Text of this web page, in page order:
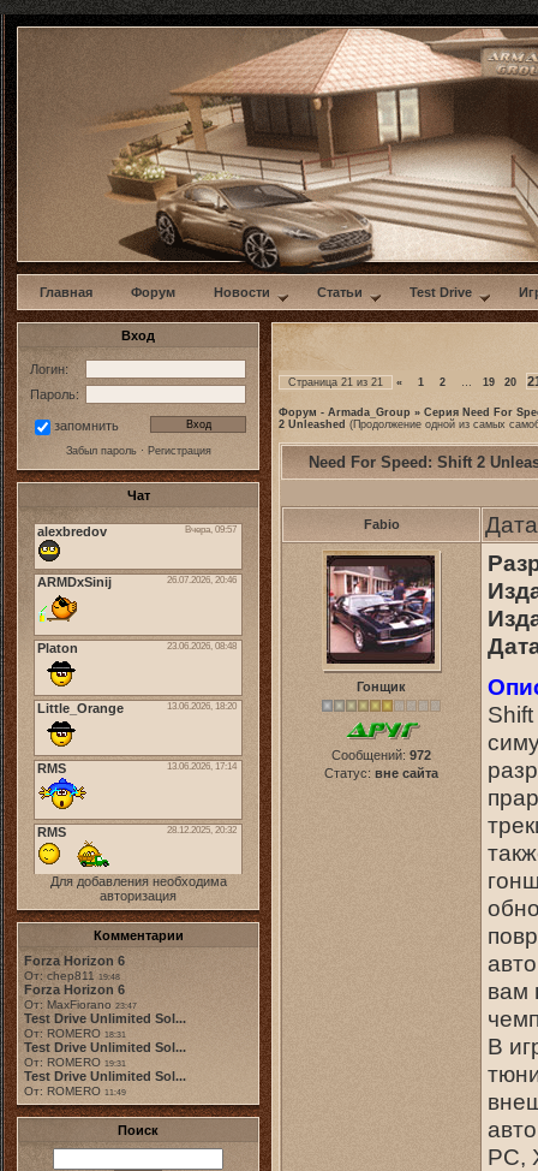
w
Главная Форум Новости Статьи Test Drive
Вход
Логин:
Пароль:
запомнить
Забыл пароль· Регистрация
Чат
Для добавления необходима
авторизация
Комментарии
Forza Horizon 6
От: chep811 19:48
Forza Horizon 6
От: MaxFiorano 23:47
Test Drive Unlimited Sol...
От: ROMERO 18:31
Test Drive Unlimited Sol...
От: ROMERO 19:31
Test Drive Unlimited Sol...
От: ROMERO 11:49
Поиск
Страница 21 из 21 « 1 2 … 19 20
Форум - Armada_Group » Серия Need For
2 Unleashed (Продолжение одной из самых
Need For Speed: Shift 2
Fabio
Гонщик
Сообщений: 972
Статус: вне сайта
вам
В
PC,